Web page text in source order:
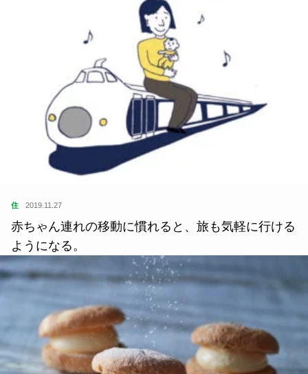
2019.12.01
実践人口とは？